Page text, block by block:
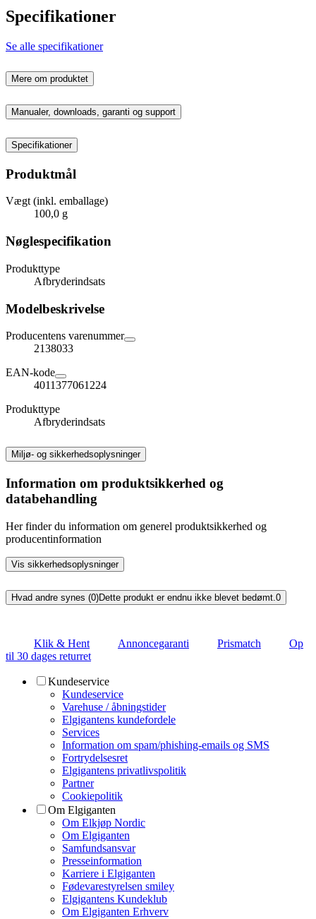
Specifikationer
Se alle specifikationer
Mere om produktet
Manualer, downloads, garanti og support
Specifikationer
Produktmål
Vægt (inkl. emballage)
100,0 g
Nøglespecifikation
Produkttype
Afbryderindsats
Modelbeskrivelse
Producentens varenummer
2138033
EAN-kode
4011377061224
Produkttype
Afbryderindsats
Miljø- og sikkerhedsoplysninger
Information om produktsikkerhed og
databehandling
Her finder du information om generel produktsikkerhed og
producentinformation
Vis sikkerhedsoplysninger
Hvad andre synes (0)Dette produkt er endnu ikke blevet bedømt. 0
Klik & Hent Annoncegaranti Prismatch
Op
til 30 dages returret
Kundeservice
Kundeservice
Varehuse / åbningstider
Elgigantens kundefordele
Services
Information om spam/phishing-emails og SMS
Fortrydelsesret
Elgigantens privatlivspolitik
Partner
Cookiepolitik
Om Elgiganten
Om Elkjøp Nordic
Om Elgiganten
Samfundsansvar
Presseinformation
Karriere i Elgiganten
Fødevarestyrelsen smiley
Elgigantens Kundeklub
Om Elgiganten Erhverv